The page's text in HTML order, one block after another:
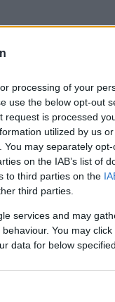
processing of your
use the below opt-out
request is processed
utilized by us
may separately
on the IAB’s list of
to third parties on the
third parties.
services and may
You may
data for below
κορεσμό
στην